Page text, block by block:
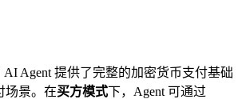
AI Agent 提供了完整的加密货币支付基础
场景。在买方模式下，Agent 可通过